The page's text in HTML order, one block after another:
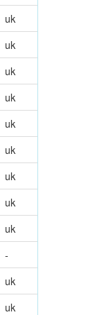
uk
uk
uk
uk
uk
uk
uk
uk
uk
-
uk
uk